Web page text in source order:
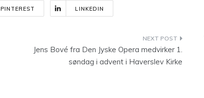
PINTEREST LINKEDIN
Jens Bové fra Den Jyske Opera medvirker 1.
søndag i advent i Haverslev Kirke